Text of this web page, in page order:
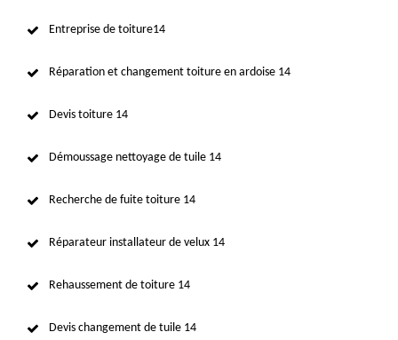
Entreprise de toiture14
Réparation et changement toiture en ardoise 14
Devis toiture 14
Démoussage nettoyage de tuile 14
Recherche de fuite toiture 14
Réparateur installateur de velux 14
Rehaussement de toiture 14
Devis changement de tuile 14